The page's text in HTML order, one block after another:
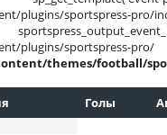
plugins/sportspress-pro/
wp-content/
themes/football/
Голы